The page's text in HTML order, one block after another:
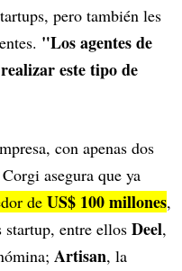
pero también les
"Los agentes de
este tipo de
con apenas dos
asegura que ya
de US$ 100 millones,
startup, entre ellos Deel,
Artisan, la